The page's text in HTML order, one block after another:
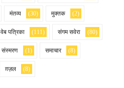
मंतव्य (30) मुक्तक (2)
वेब पत्रिका (111) संगम सवेरा (80)
संस्मरण (1) समाचार (8)
ग़ज़ल (8)